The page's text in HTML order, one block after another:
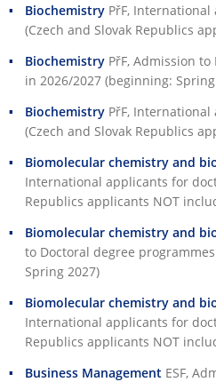
Biochemistry PřF, International
(Czech and Slovak Republics
Biochemistry PřF, Admission to
in 2026/2027 (beginning:
Biochemistry PřF, International
(Czech and Slovak Republics
Biomolecular chemistry and
International applicants for
Republics applicants NOT
Biomolecular chemistry and
to Doctoral degree
Spring 2027)
Biomolecular chemistry and
International applicants for
Republics applicants NOT
Business Management ESF,